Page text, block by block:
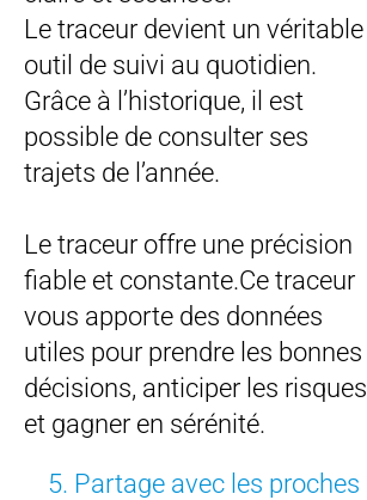
Le traceur devient un véritable
outil de suivi au quotidien.
Grâce à l’historique, il est
possible de consulter ses
trajets de l’année.
Le traceur offre une précision
fiable et constante.Ce traceur
vous apporte des données
utiles pour prendre les bonnes
décisions, anticiper les risques
et gagner en sérénité.
5. Partage avec les proches